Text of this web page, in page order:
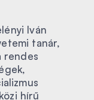
Iván
tanár,
rendes
hírű